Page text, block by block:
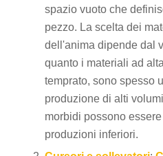
spazio vuoto che
pezzo. La scelta dei
dell'anima dipende dal
quanto i materiali ad
temprato, sono spesso
produzione di alti
morbidi possono
produzioni inferiori.